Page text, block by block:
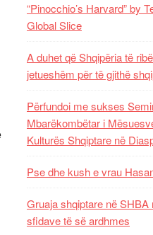
“Pinocchio’s Harvard” by
Global Slice
A duhet që Shqipëria të
jetueshëm për të gjithë
Përfundoi me sukses
Mbarëkombëtar i
Kulturës Shqiptare në
Pse dhe kush e vrau
Gruaja shqiptare në
sfidave të së ardhmes